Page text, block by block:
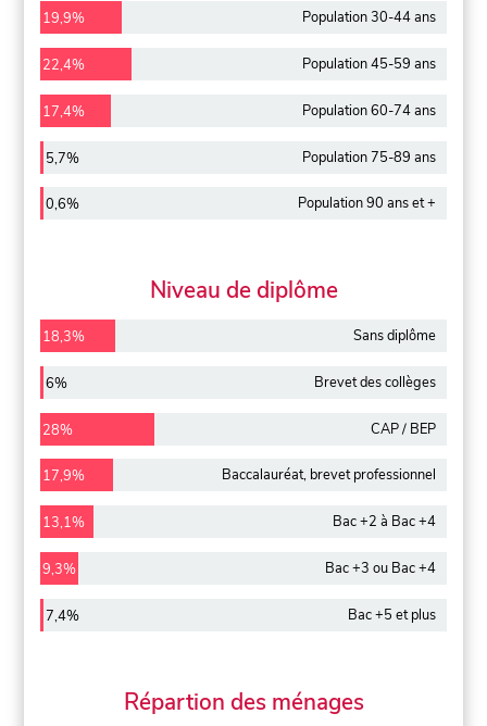
19,9% Population 30-44 ans
22,4% Population 45-59 ans
17,4% Population 60-74 ans
5,7% Population 75-89 ans
0,6% Population 90 ans et +
Niveau de diplôme
18,3% Sans diplôme
6% Brevet des collèges
28% CAP / BEP
17,9% Baccalauréat, brevet professionnel
13,1% Bac +2 à Bac +4
9,3% Bac +3 ou Bac +4
7,4% Bac +5 et plus
Répartion des ménages